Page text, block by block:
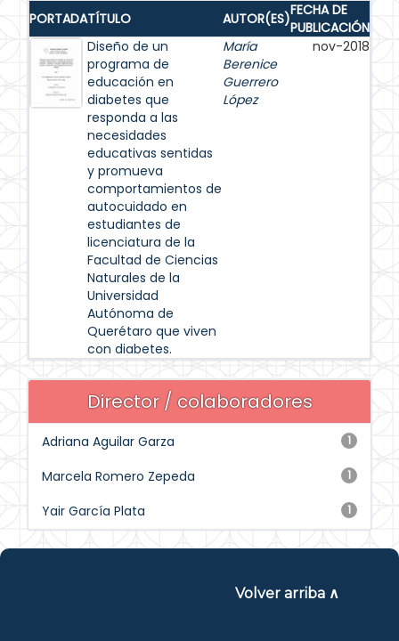
PORTADATÍTULO AUTOR(ES)FECHA DE
PUBLICACIÓN
Diseño de un
programa de
educación en
diabetes que
responda a las
necesidades
educativas sentidas
y promueva
comportamientos de
autocuidado en
estudiantes de
licenciatura de la
Facultad de Ciencias
Naturales de la
Universidad
Autónoma de
Querétaro que viven
con diabetes.
María
Berenice
Guerrero
López
nov-2018
Director / colaboradores
1
Adriana Aguilar Garza
1
Marcela Romero Zepeda
1
Yair García Plata
Volver arriba ∧